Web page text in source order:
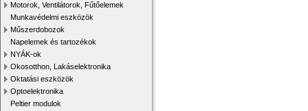
Motorok, Ventilátorok, Fűtőelemek
Munkavédelmi eszközök
Műszerdobozok
Napelemek és tartozékok
NYÁK-ok
Okosotthon, Lakáselektronika
Oktatási eszközök
Optoelektronika
Peltier modulok